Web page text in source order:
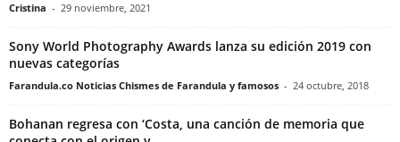
Cristina - 29 noviembre, 2021
Sony World Photography Awards lanza su edición 2019 con
nuevas categorías
Farandula.co Noticias Chismes de Farandula y famosos - 24 octubre, 2018
Bohanan regresa con ‘Costa, una canción de memoria que